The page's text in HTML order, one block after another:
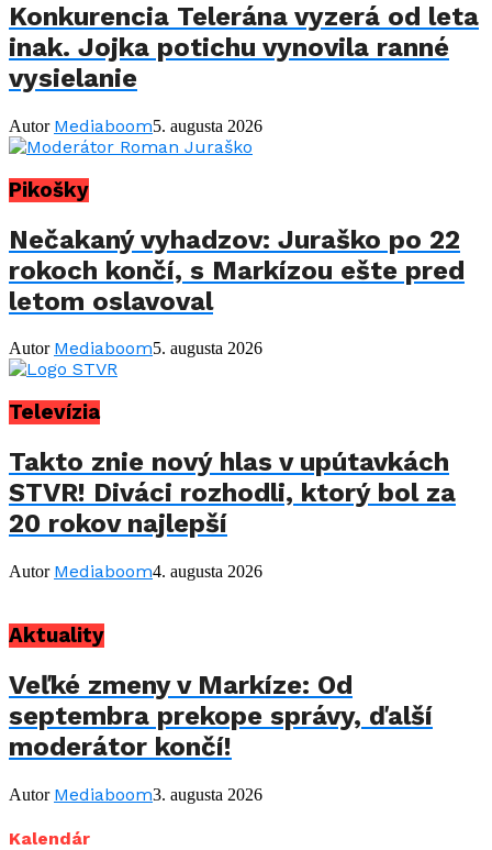
Konkurencia Telerána vyzerá od leta
inak. Jojka potichu vynovila ranné
vysielanie
Autor Mediaboom5. augusta 2026
Pikošky
Nečakaný vyhadzov: Juraško po 22
rokoch končí, s Markízou ešte pred
letom oslavoval
Autor Mediaboom5. augusta 2026
Televízia
Takto znie nový hlas v upútavkách
STVR! Diváci rozhodli, ktorý bol za
20 rokov najlepší
Autor Mediaboom4. augusta 2026
Aktuality
Veľké zmeny v Markíze: Od
septembra prekope správy, ďalší
moderátor končí!
Autor Mediaboom3. augusta 2026
Kalendár